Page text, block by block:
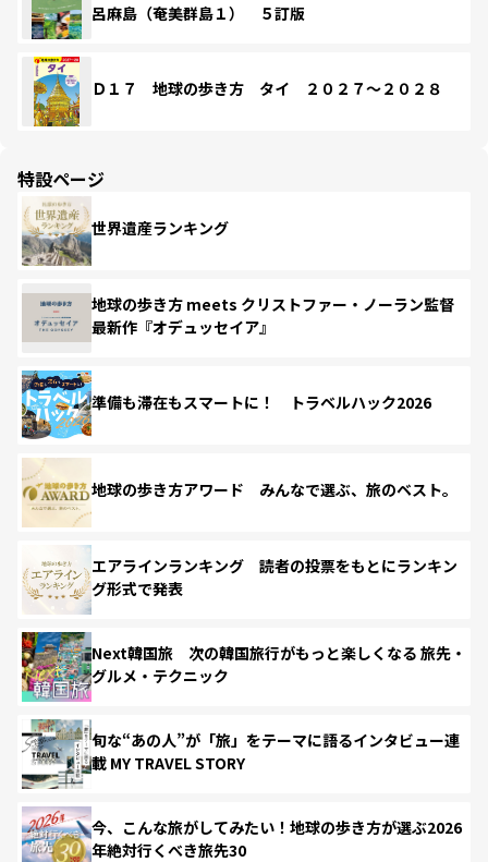
呂麻島（奄美群島１） ５訂版
Ｄ１７ 地球の歩き方 タイ ２０２７～２０２８
特設ページ
世界遺産ランキング
地球の歩き方 meets クリストファー・ノーラン監督
最新作『オデュッセイア』
準備も滞在もスマートに！ トラベルハック2026
地球の歩き方アワード みんなで選ぶ、旅のベスト。
エアラインランキング 読者の投票をもとにランキン
グ形式で発表
Next韓国旅 次の韓国旅行がもっと楽しくなる 旅先・
グルメ・テクニック
旬な“あの人”が「旅」をテーマに語るインタビュー連
載 MY TRAVEL STORY
今、こんな旅がしてみたい！地球の歩き方が選ぶ2026
年絶対行くべき旅先30